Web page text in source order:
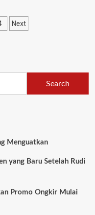
Next
Search
Menguatkan
yang Baru Setelah Rudi
Promo Ongkir Mulai